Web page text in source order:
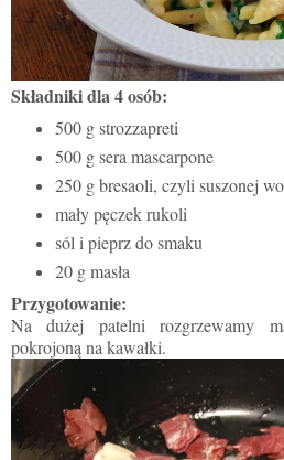
Składniki dla 4 osób:
500 g strozzapreti
500 g sera mascarpone
250 g bresaoli, czyli suszonej
mały pęczek rukoli
sól i pieprz do smaku
20 g masła
Przygotowanie:
Na dużej patelni rozgrzewamy
pokrojoną na kawałki.